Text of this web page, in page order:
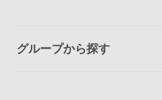
グループから探す